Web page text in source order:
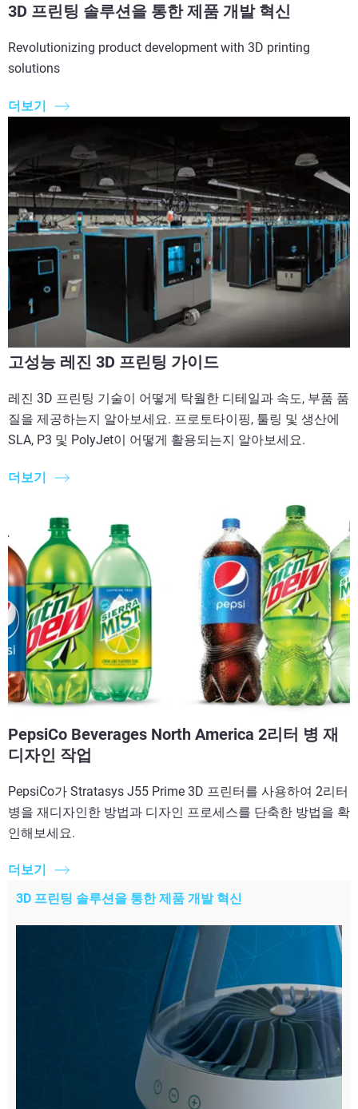
3D 프린팅 솔루션을 통한 제품 개발 혁신
Revolutionizing product development with 3D printing
solutions
더보기
고성능 레진 3D 프린팅 가이드
레진 3D 프린팅 기술이 어떻게 탁월한 디테일과 속도, 부품 품
질을 제공하는지 알아보세요. 프로토타이핑, 툴링 및 생산에
SLA, P3 및 PolyJet이 어떻게 활용되는지 알아보세요.
더보기
PepsiCo Beverages North America 2리터 병 재
디자인 작업
PepsiCo가 Stratasys J55 Prime 3D 프린터를 사용하여 2리터
병을 재디자인한 방법과 디자인 프로세스를 단축한 방법을 확
인해보세요.
더보기
3D 프린팅 솔루션을 통한 제품 개발 혁신